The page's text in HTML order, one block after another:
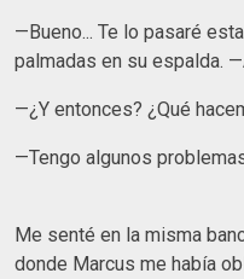
—Bueno... Te lo pasaré
palmadas en su espalda.
—¿Y entonces? ¿Qué
—Tengo algunos
Me senté en la misma
donde Marcus me había